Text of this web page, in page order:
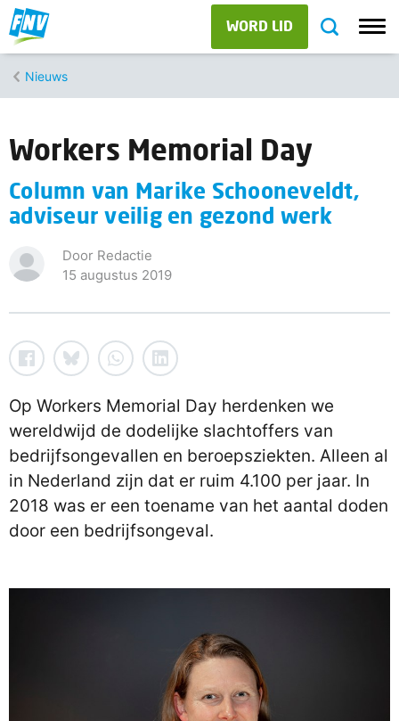
WORD LID
Nieuws
Workers Memorial Day
Column van Marike Schooneveldt,
adviseur veilig en gezond werk
Door Redactie
15 augustus 2019
Op Workers Memorial Day herdenken we
wereldwijd de dodelijke slachtoffers van
bedrijfsongevallen en beroepsziekten. Alleen al
in Nederland zijn dat er ruim 4.100 per jaar. In
2018 was er een toename van het aantal doden
door een bedrijfsongeval.